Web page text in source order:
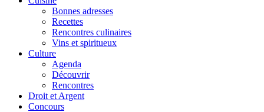
Bonnes adresses
Recettes
Rencontres culinaires
Vins et spiritueux
Culture
Agenda
Découvrir
Rencontres
Droit et Argent
Concours